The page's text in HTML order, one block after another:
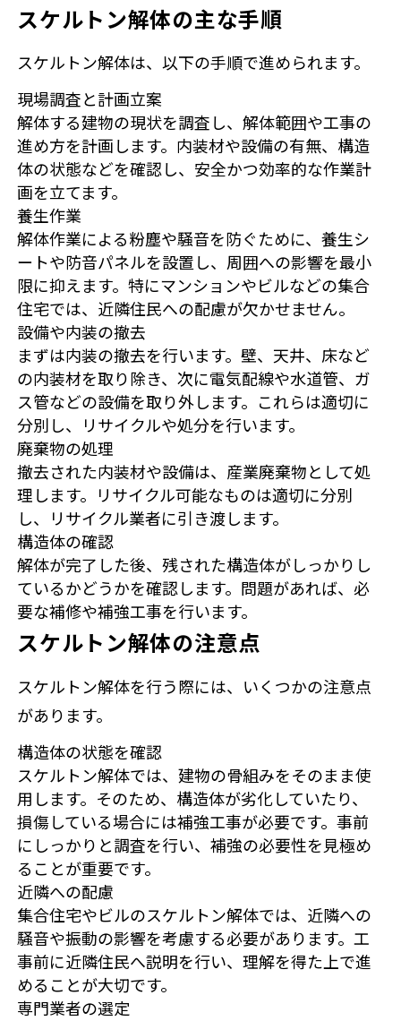
スケルトン解体の主な手順
スケルトン解体は、以下の手順で進められます。
現場調査と計画立案
解体する建物の現状を調査し、解体範囲や工事の
進め方を計画します。内装材や設備の有無、構造
体の状態などを確認し、安全かつ効率的な作業計
画を立てます。
養生作業
解体作業による粉塵や騒音を防ぐために、養生シ
ートや防音パネルを設置し、周囲への影響を最小
限に抑えます。特にマンションやビルなどの集合
住宅では、近隣住民への配慮が欠かせません。
設備や内装の撤去
まずは内装の撤去を行います。壁、天井、床など
の内装材を取り除き、次に電気配線や水道管、ガ
ス管などの設備を取り外します。これらは適切に
分別し、リサイクルや処分を行います。
廃棄物の処理
撤去された内装材や設備は、産業廃棄物として処
理します。リサイクル可能なものは適切に分別
し、リサイクル業者に引き渡します。
構造体の確認
解体が完了した後、残された構造体がしっかりし
ているかどうかを確認します。問題があれば、必
要な補修や補強工事を行います。
スケルトン解体の注意点
スケルトン解体を行う際には、いくつかの注意点
があります。
構造体の状態を確認
スケルトン解体では、建物の骨組みをそのまま使
用します。そのため、構造体が劣化していたり、
損傷している場合には補強工事が必要です。事前
にしっかりと調査を行い、補強の必要性を見極め
ることが重要です。
近隣への配慮
集合住宅やビルのスケルトン解体では、近隣への
騒音や振動の影響を考慮する必要があります。工
事前に近隣住民へ説明を行い、理解を得た上で進
めることが大切です。
専門業者の選定